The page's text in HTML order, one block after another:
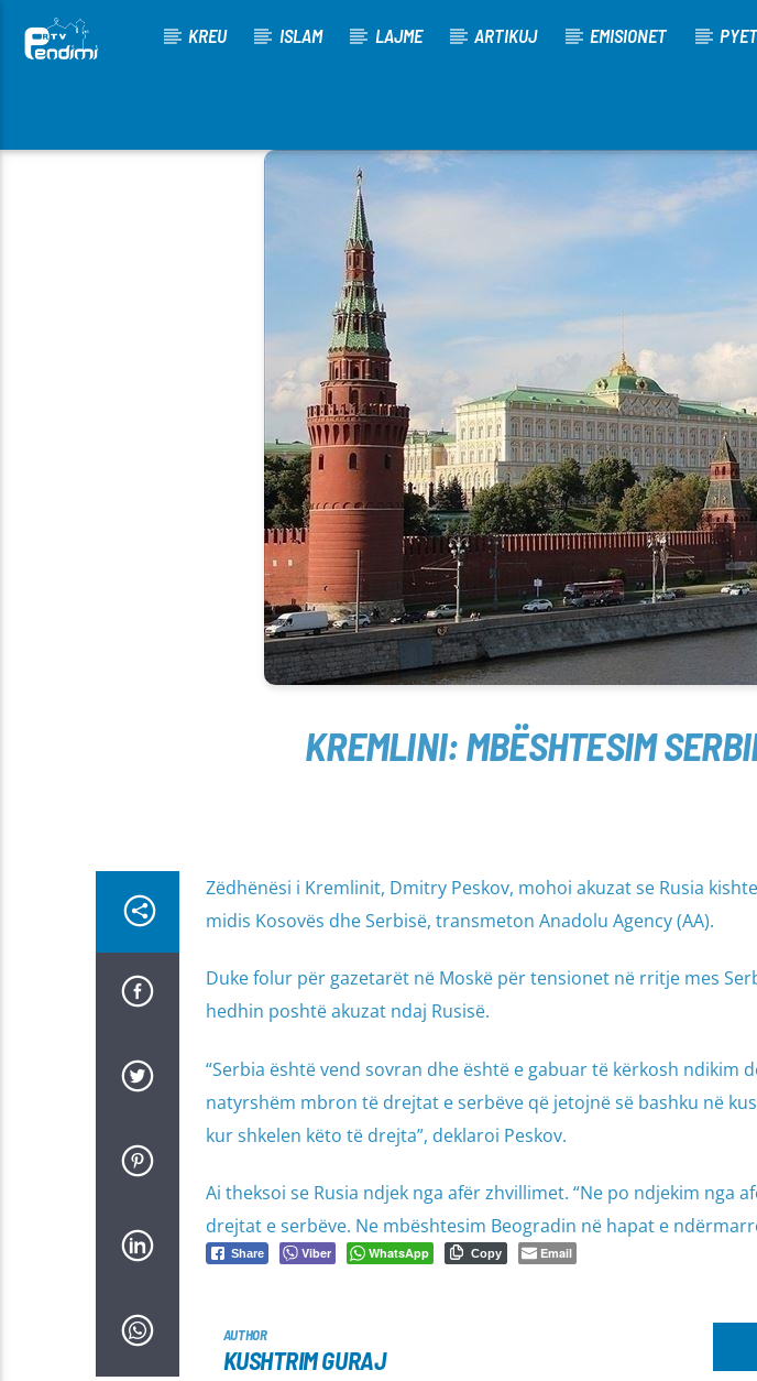
KREU ISLAM LAJME ARTIKUJ EMISIONET
[There are no radio stations in the database]
KREMLINI: MBËSHTESIM
Zëdhënësi i Kremlinit, Dmitry Peskov, mohoi akuzat se Rusia
midis Kosovës dhe Serbisë, transmeton Anadolu Agency (AA).
Duke folur për gazetarët në Moskë për tensionet në rritje mes
hedhin poshtë akuzat ndaj Rusisë.
“Serbia është vend sovran dhe është e gabuar të kërkosh ndikim
natyrshëm mbron të drejtat e serbëve që jetojnë së bashku në
kur shkelen këto të drejta”, deklaroi Peskov.
Ai theksoi se Rusia ndjek nga afër zhvillimet. “Ne po ndjekim nga
drejtat e serbëve. Ne mbështesim Beogradin në hapat e
Share Viber WhatsApp Copy Email
AUTHOR
KUSHTRIM GURAJ